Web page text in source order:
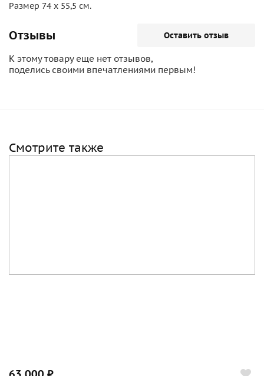
Размер 74 х 55,5 см.
Отзывы Оставить отзыв
К этому товару еще нет отзывов,
поделись своими впечатлениями первым!
Смотрите также